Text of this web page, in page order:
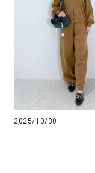
2025/10/30